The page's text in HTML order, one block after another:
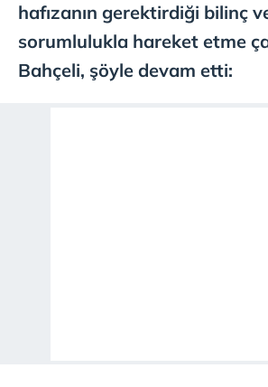
hafızanın gerektirdiği bilinç
sorumlulukla hareket etme
Bahçeli, şöyle devam etti: